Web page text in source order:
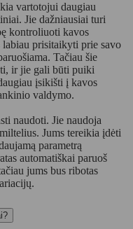
vartotojui daugiau
Jie dažniausiai turi
kontroliuoti kavos
prisitaikyti prie savo
Tačiau šie
ir jie gali būti puiki
įsikišti į kavos
valdymo.
naudoti. Jie naudoja
Jums tereikia įdėti
parametrą
automatiškai paruoš
jums bus ribotas